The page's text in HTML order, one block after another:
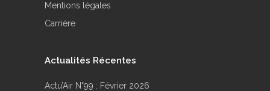
Mentions légales
Carrière
Actualités Récentes
Actu’Air N°99 : Février 2026